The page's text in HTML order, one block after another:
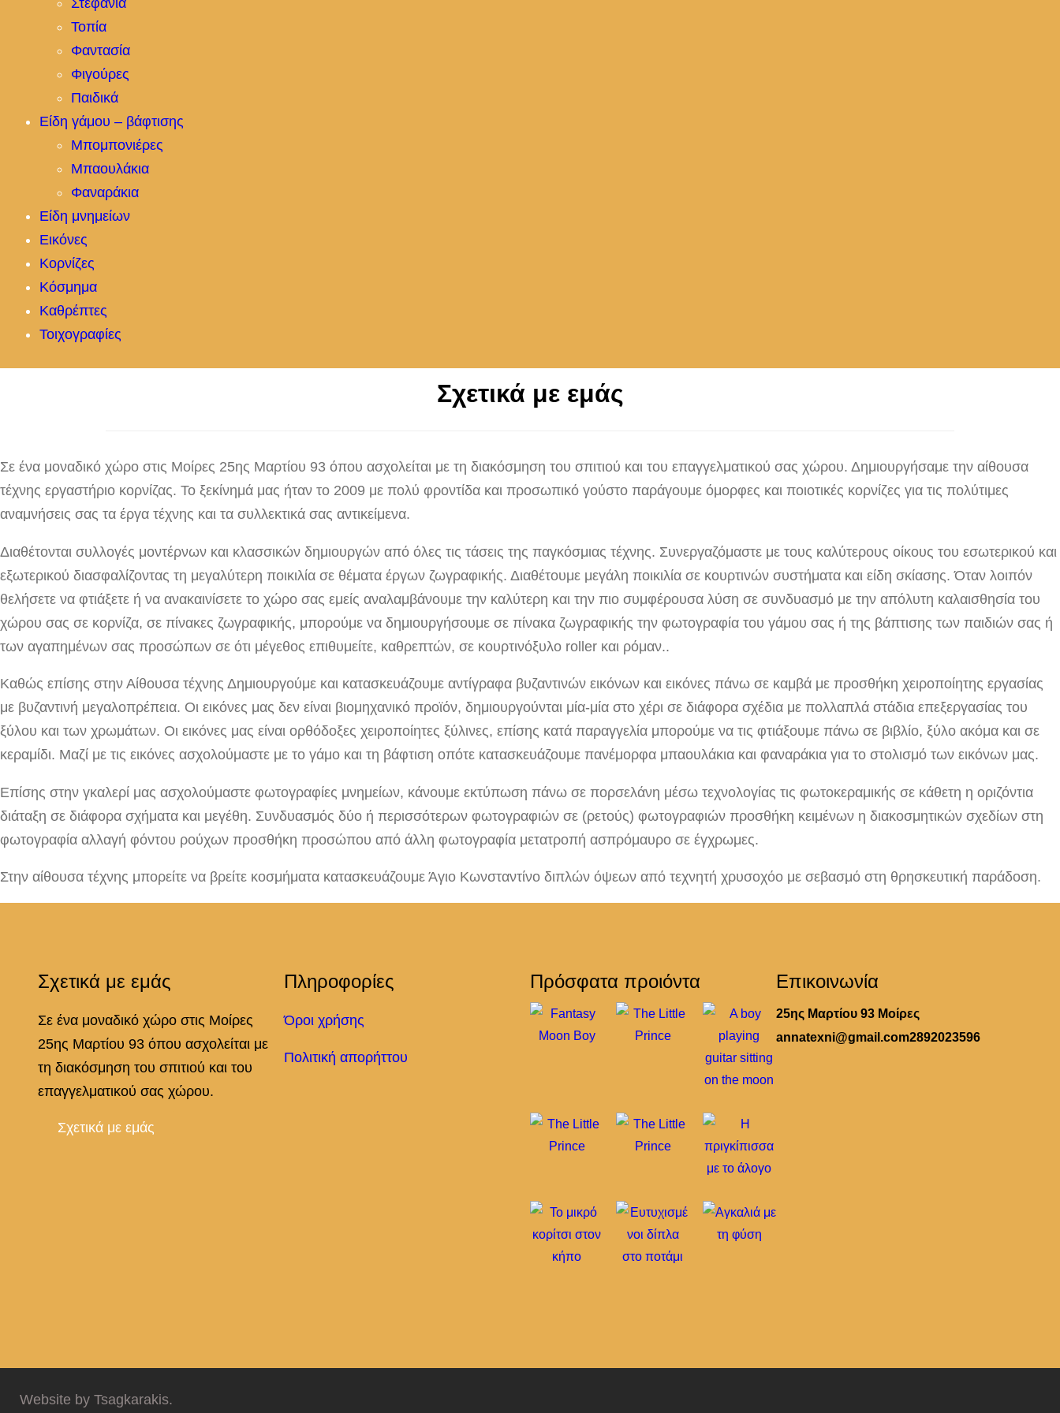
Στεφάνια
Τοπία
Φαντασία
Φιγούρες
Παιδικά
Είδη γάμου – βάφτισης
Μπομπονιέρες
Μπαουλάκια
Φαναράκια
Είδη μνημείων
Εικόνες
Κορνίζες
Κόσμημα
Καθρέπτες
Τοιχογραφίες
Σχετικά με εμάς
Σε ένα μοναδικό χώρο στις Μοίρες 25ης Μαρτίου 93 όπου ασχολείται με τη διακόσμηση του σπιτιού και του επαγγελματικού σας χώρου. Δημιουργήσαμε την αίθουσα
τέχνης εργαστήριο κορνίζας. Το ξεκίνημά μας ήταν το 2009 με πολύ φροντίδα και προσωπικό γούστο παράγουμε όμορφες και ποιοτικές κορνίζες για τις πολύτιμες
αναμνήσεις σας τα έργα τέχνης και τα συλλεκτικά σας αντικείμενα.
Διαθέτονται συλλογές μοντέρνων και κλασσικών δημιουργών από όλες τις τάσεις της παγκόσμιας τέχνης. Συνεργαζόμαστε με τους καλύτερους οίκους του εσωτερικού και
εξωτερικού διασφαλίζοντας τη μεγαλύτερη ποικιλία σε θέματα έργων ζωγραφικής. Διαθέτουμε μεγάλη ποικιλία σε κουρτινών συστήματα και είδη σκίασης. Όταν λοιπόν
θελήσετε να φτιάξετε ή να ανακαινίσετε το χώρο σας εμείς αναλαμβάνουμε την καλύτερη και την πιο συμφέρουσα λύση σε συνδυασμό με την απόλυτη καλαισθησία του
χώρου σας σε κορνίζα, σε πίνακες ζωγραφικής, μπορούμε να δημιουργήσουμε σε πίνακα ζωγραφικής την φωτογραφία του γάμου σας ή της βάπτισης των παιδιών σας ή
των αγαπημένων σας προσώπων σε ότι μέγεθος επιθυμείτε, καθρεπτών, σε κουρτινόξυλο roller και ρόμαν..
Καθώς επίσης στην Αίθουσα τέχνης Δημιουργούμε και κατασκευάζουμε αντίγραφα βυζαντινών εικόνων και εικόνες πάνω σε καμβά με προσθήκη χειροποίητης εργασίας
με βυζαντινή μεγαλοπρέπεια. Οι εικόνες μας δεν είναι βιομηχανικό προϊόν, δημιουργούνται μία-μία στο χέρι σε διάφορα σχέδια με πολλαπλά στάδια επεξεργασίας του
ξύλου και των χρωμάτων. Οι εικόνες μας είναι ορθόδοξες χειροποίητες ξύλινες, επίσης κατά παραγγελία μπορούμε να τις φτιάξουμε πάνω σε βιβλίο, ξύλο ακόμα και σε
κεραμίδι. Μαζί με τις εικόνες ασχολούμαστε με το γάμο και τη βάφτιση οπότε κατασκευάζουμε πανέμορφα μπαουλάκια και φαναράκια για το στολισμό των εικόνων μας.
Επίσης στην γκαλερί μας ασχολούμαστε φωτογραφίες μνημείων, κάνουμε εκτύπωση πάνω σε πορσελάνη μέσω τεχνολογίας τις φωτοκεραμικής σε κάθετη η οριζόντια
διάταξη σε διάφορα σχήματα και μεγέθη. Συνδυασμός δύο ή περισσότερων φωτογραφιών σε (ρετούς) φωτογραφιών προσθήκη κειμένων η διακοσμητικών σχεδίων στη
φωτογραφία αλλαγή φόντου ρούχων προσθήκη προσώπου από άλλη φωτογραφία μετατροπή ασπρόμαυρο σε έγχρωμες.
Στην αίθουσα τέχνης μπορείτε να βρείτε κοσμήματα κατασκευάζουμε Άγιο Κωνσταντίνο διπλών όψεων από τεχνητή χρυσοχόο με σεβασμό στη θρησκευτική παράδοση.
Σχετικά με εμάς
Σε ένα μοναδικό χώρο στις Μοίρες
25ης Μαρτίου 93 όπου ασχολείται με
τη διακόσμηση του σπιτιού και του
επαγγελματικού σας χώρου.
Σχετικά με εμάς
Πληροφορίες
Όροι χρήσης
Πολιτική απορήττου
Πρόσφατα προιόντα Επικοινωνία
25ης Μαρτίου 93 Μοίρες
annatexni@gmail.com2892023596
Website by Tsagkarakis.